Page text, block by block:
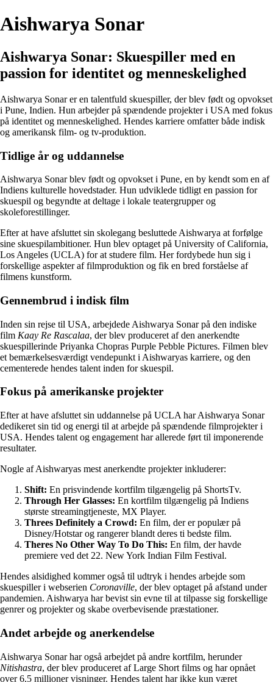
Aishwarya Sonar
Aishwarya Sonar: Skuespiller med en
passion for identitet og menneskelighed
Aishwarya Sonar er en talentfuld skuespiller, der blev født og opvokset
i Pune, Indien. Hun arbejder på spændende projekter i USA med fokus
på identitet og menneskelighed. Hendes karriere omfatter både indisk
og amerikansk film- og tv-produktion.
Tidlige år og uddannelse
Aishwarya Sonar blev født og opvokset i Pune, en by kendt som en af
Indiens kulturelle hovedstader. Hun udviklede tidligt en passion for
skuespil og begyndte at deltage i lokale teatergrupper og
skoleforestillinger.
Efter at have afsluttet sin skolegang besluttede Aishwarya at forfølge
sine skuespilambitioner. Hun blev optaget på University of California,
Los Angeles (UCLA) for at studere film. Her fordybede hun sig i
forskellige aspekter af filmproduktion og fik en bred forståelse af
filmens kunstform.
Gennembrud i indisk film
Inden sin rejse til USA, arbejdede Aishwarya Sonar på den indiske
film Kaay Re Rascalaa, der blev produceret af den anerkendte
skuespillerinde Priyanka Chopras Purple Pebble Pictures. Filmen blev
et bemærkelsesværdigt vendepunkt i Aishwaryas karriere, og den
cementerede hendes talent inden for skuespil.
Fokus på amerikanske projekter
Efter at have afsluttet sin uddannelse på UCLA har Aishwarya Sonar
dedikeret sin tid og energi til at arbejde på spændende filmprojekter i
USA. Hendes talent og engagement har allerede ført til imponerende
resultater.
Nogle af Aishwaryas mest anerkendte projekter inkluderer:
Shift: En prisvindende kortfilm tilgængelig på ShortsTv.
Through Her Glasses: En kortfilm tilgængelig på Indiens
største streamingtjeneste, MX Player.
Threes Definitely a Crowd: En film, der er populær på
Disney/Hotstar og rangerer blandt deres ti bedste film.
Theres No Other Way To Do This: En film, der havde
premiere ved det 22. New York Indian Film Festival.
Hendes alsidighed kommer også til udtryk i hendes arbejde som
skuespiller i webserien Coronaville, der blev optaget på afstand under
pandemien. Aishwarya har bevist sin evne til at tilpasse sig forskellige
genrer og projekter og skabe overbevisende præstationer.
Andet arbejde og anerkendelse
Aishwarya Sonar har også arbejdet på andre kortfilm, herunder
Nitishastra, der blev produceret af Large Short films og har opnået
over 6,5 millioner visninger. Hendes talent har ikke kun været